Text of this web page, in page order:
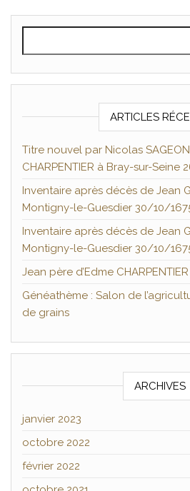
ARTICLES
Titre nouvel par Nicolas
CHARPENTIER à Bray-sur-Seine
Inventaire après décès de Jean
Montigny-le-Guesdier 30/10/
Inventaire après décès de Jean
Montigny-le-Guesdier 30/10/
Jean père d’Edme CHARPENTIER
Généathème : Salon de
de grains
ARCHIVES
janvier 2023
octobre 2022
février 2022